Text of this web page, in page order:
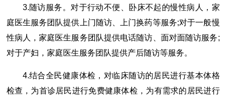
3.随访服务。对于行动不便、卧床不起的慢性病人，家
庭医生服务团队提供上门随访、上门换药等服务;对于一般慢
性病人，家庭医生服务团队提供电话随访、面对面随访服务;
对于产妇，家庭医生服务团队提供产后随访等服务。
4.结合全民健康体检，对临床随访的居民进行基本体格
检查，为首诊居民进行免费健康体检，为有需求的居民进行